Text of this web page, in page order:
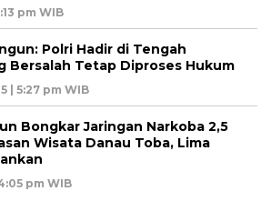
pm WIB
Polri Hadir di Tengah
Bersalah Tetap Diproses Hukum
| 5:27 pm WIB
Bongkar Jaringan Narkoba 2,5
Wisata Danau Toba, Lima
pm WIB